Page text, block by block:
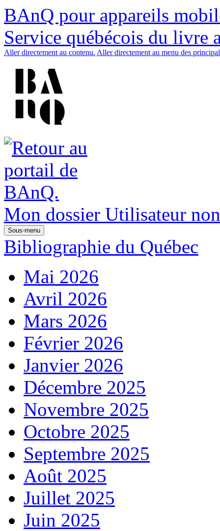
BAnQ pour appareils
Service québécois du livre
Aller directement au contenu. Aller directement au menu des
Mon dossier Utilisateur
Sous-menu
Bibliographie du Québec
Mai 2026
Avril 2026
Mars 2026
Février 2026
Janvier 2026
Décembre 2025
Novembre 2025
Octobre 2025
Septembre 2025
Août 2025
Juillet 2025
Juin 2025